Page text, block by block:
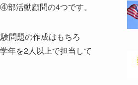
活動顧問の4つです。
問題の作成はもちろ
年を2人以上で担当して